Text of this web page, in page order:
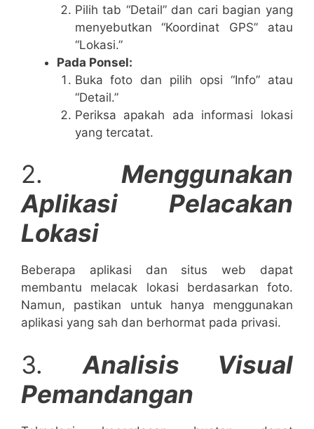
Pilih tab “Detail” dan cari bagian yang
menyebutkan “Koordinat GPS” atau
“Lokasi.”
Pada Ponsel:
Buka foto dan pilih opsi “Info” atau
“Detail.”
Periksa apakah ada informasi lokasi
yang tercatat.
2. Menggunakan
Aplikasi Pelacakan
Lokasi
Beberapa aplikasi dan situs web dapat
membantu melacak lokasi berdasarkan foto.
Namun, pastikan untuk hanya menggunakan
aplikasi yang sah dan berhormat pada privasi.
3. Analisis Visual
Pemandangan